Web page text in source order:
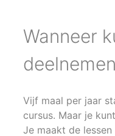
Wanneer
Vijf maal per jaar
cursus. Maar je
Je maakt de